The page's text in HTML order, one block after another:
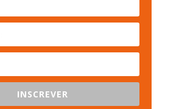
INSCREVER